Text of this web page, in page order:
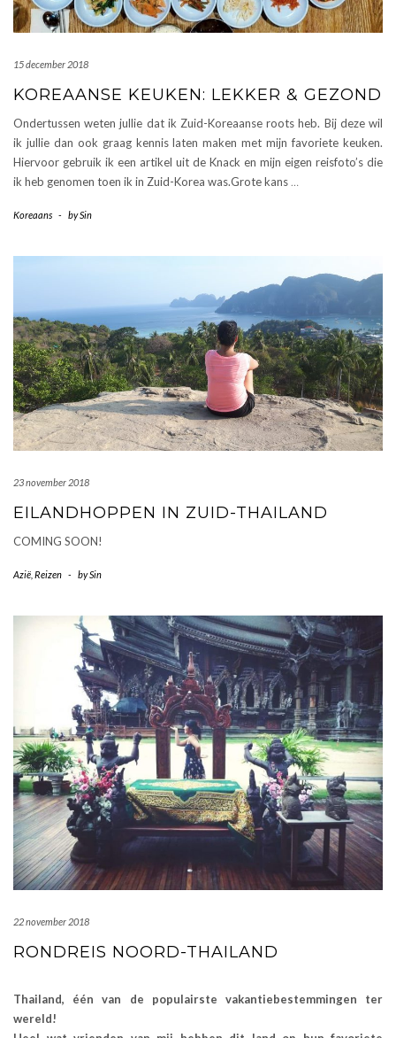
15 december 2018
KOREAANSE KEUKEN: LEKKER & GEZOND
Ondertussen weten jullie dat ik Zuid-Koreaanse roots heb. Bij deze wil
ik jullie dan ook graag kennis laten maken met mijn favoriete keuken.
Hiervoor gebruik ik een artikel uit de Knack en mijn eigen reisfoto’s die
ik heb genomen toen ik in Zuid-Korea was.Grote kans …
Koreaans - bySin
23 november 2018
EILANDHOPPEN IN ZUID-THAILAND
COMING SOON!
Azië Reizen - bySin
22 november 2018
RONDREIS NOORD-THAILAND
Thailand, één van de populairste vakantiebestemmingen ter
wereld!